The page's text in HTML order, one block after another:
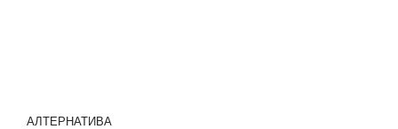
АЛТЕРНАТИВА